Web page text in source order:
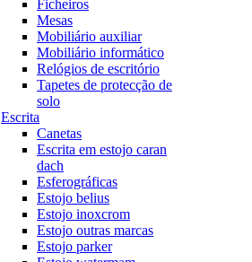
Ficheiros
Mesas
Mobiliário auxiliar
Mobiliário informático
Relógios de escritório
Tapetes de protecção de
solo
Escrita
Canetas
Escrita em estojo caran
dach
Esferográficas
Estojo belius
Estojo inoxcrom
Estojo outras marcas
Estojo parker